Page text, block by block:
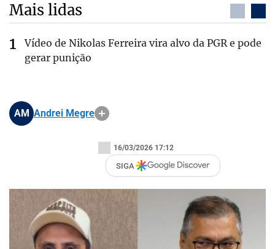
Mais lidas
Vídeo de Nikolas Ferreira vira alvo da PGR e pode
gerar punição
AM Andrei Megre
16/03/2026 17:12
SIGA